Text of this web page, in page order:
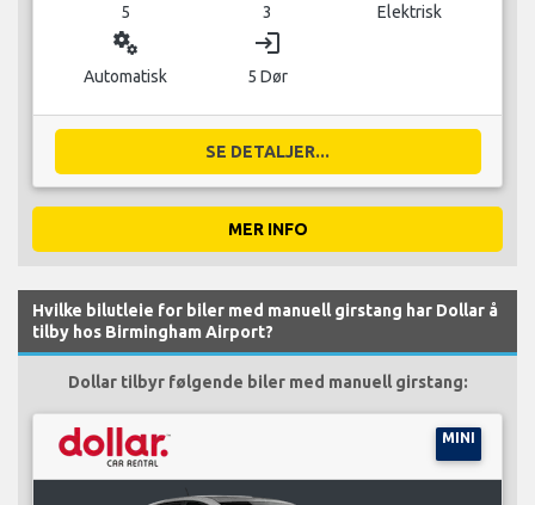
5 3 Elektrisk
miscellaneous_services
Automatisk
login
5 Dør
SE DETALJER...
MER INFO
Hvilke bilutleie for biler med manuell girstang har Dollar å
tilby hos Birmingham Airport?
Dollar tilbyr følgende biler med manuell girstang:
MINI